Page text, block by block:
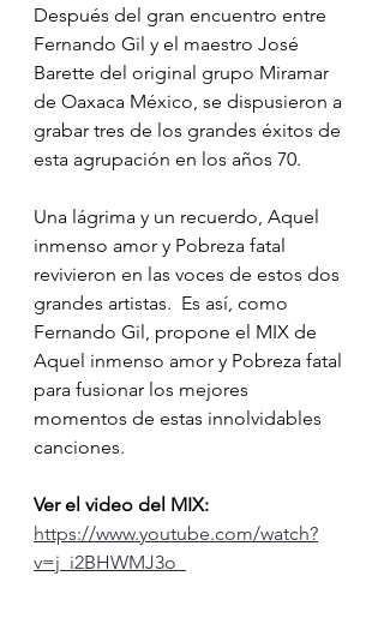
Después del gran encuentro entre
Fernando Gil y el maestro José
Barette del original grupo Miramar
de Oaxaca México, se dispusieron a
grabar tres de los grandes éxitos de
esta agrupación en los años 70.
Una lágrima y un recuerdo, Aquel
inmenso amor y Pobreza fatal
revivieron en las voces de estos dos
grandes artistas.  Es así, como
Fernando Gil, propone el MIX de
Aquel inmenso amor y Pobreza fatal
para fusionar los mejores
momentos de estas innolvidables
canciones.
Ver el video del MIX:
https://www.youtube.com/watch?
v=j_i2BHWMJ3o